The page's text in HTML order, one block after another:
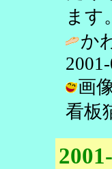
ます
か
画
看板